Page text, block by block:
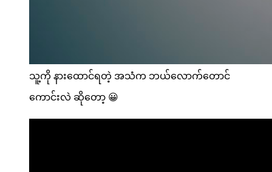
သူ့ကို နားထောင်ရတဲ့ အသံက ဘယ်လောက်တောင်
ကောင်းလဲ ဆိုတော့ 😀